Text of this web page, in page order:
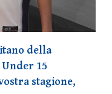
della
Under 15
stagione,